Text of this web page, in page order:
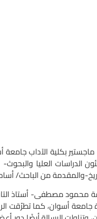
بكلية الآداب جامعة
الدراسات العليا
والمقدمة من الباحث/
مصطفى- أستاذ
جامعة أسوان، كما تطرّقت